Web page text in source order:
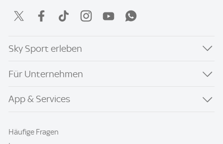
Sky Sport erleben
Für Unternehmen
App & Services
Häufige Fragen